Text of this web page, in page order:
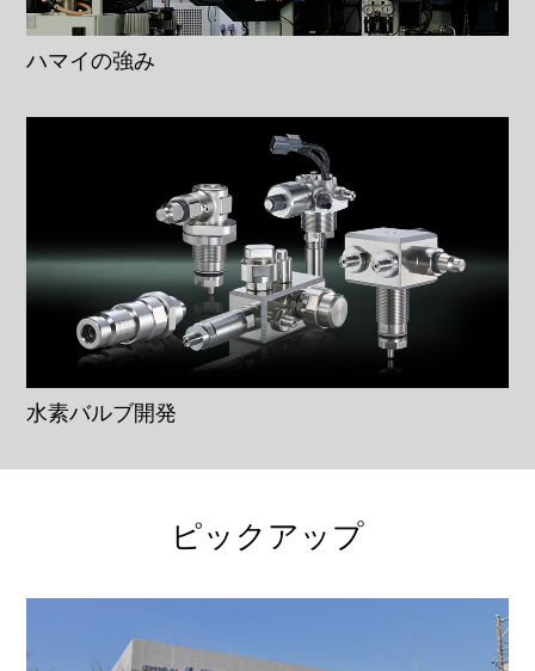
ハマイの強み
水素バルブ開発
ピックアップ